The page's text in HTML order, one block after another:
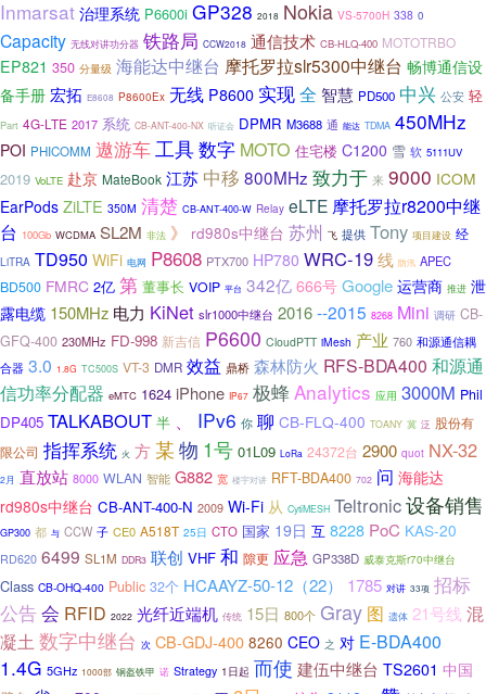
Inmarsat 治理系统 P6600i GP328 2018 Nokia VS-5700H 338 0
Capacity 无线对讲功分器 铁路局 CCW2018 通信技术 CB-HLQ-400 MOTOTRBO
EP821 350 分量级 海能达中继台 摩托罗拉slr5300中继台 畅博通信设
备手册 宏拓 E8608 P8600Ex 无线 P8600 实现全 智慧 PD500 中兴 公安 轻
Part 4G-LTE 2017 系统 CB-ANT-400-NX 听证会 DPMR M3688 通 能达 TDMA 450MHz
POI PHICOMM 遨游车工具数字 MOTO 住宅楼 C1200 雪 软 5111UV
2019 VoLTE 赴京 MateBook 江苏 中移 800MHz 致力于 来 9000 ICOM
EarPods ZiLTE 350M 清楚 CB-ANT-400-W Relay eLTE 摩托罗拉r8200中继
台 100Gb WCDMA SL2M 非法 》 rd980s中继台 苏州 飞 提供 Tony 项目建设 经
LiTRA TD950 WiFi 电网 P8608 PTX700 HP780 WRC-19线 防汛 APEC
BD500 FMRC 2亿 第 董事长 VOIP 平台 342亿 666号 Google 运营商 推进 泄
露电缆 150MHz 电力 KiNet slr1000中继台 2016--2015 8268 Mini 调研 CB-
GFQ-400 230MHz FD-998 新吉信 P6600 CloudPTT iMesh 产业 760 和源通信耦
合器 3.0 1.8G TC500S VT-3 DMR 效益 鼎桥 森林防火 RFS-BDA400 和源通
信功率分配器 eMTC 1624 iPhone IP67 极蜂Analytics 应用 3000M Phil
DP405 TALKABOUT 半 、 IPv6 你 聊 CB-FLQ-400 TOANY 冀 泛 股份有
限公司 指挥系统 火 方某物 1号 01L09 LoRa 24372台 2900 quot NX-32
2月 直放站 8000 WLAN 智能 G882 宽 楼宇对讲 RFT-BDA400 702 问 海能达
rd980s中继台 CB-ANT-400-N 2009 Wi-Fi 从 CytiMESH Teltronic设备销售
GP300 都 与 CCW 子 CE0 A518T 25日 CTO 国家 19日 互 8228 PoC KAS-20
RD620 6499 SL1M DDR3 联创 VHF 和 隙更 应急 GP338D 威泰克斯r70中继台
Class CB-OHQ-400 Public 32个 HCAAYZ-50-12（22） 1785 对讲 33项 招标
公告会 RFID 2022 光纤近端机 传统 15日 800个 Gray 图 遗体 21号线 混
凝土 数字中继台 次 CB-GDJ-400 8260 CEO 之 对 E-BDA400
1.4G 5GHz 1000部 钢盔铁甲 诺 Strategy 1日起 而使 建伍中继台 TS2601 中国